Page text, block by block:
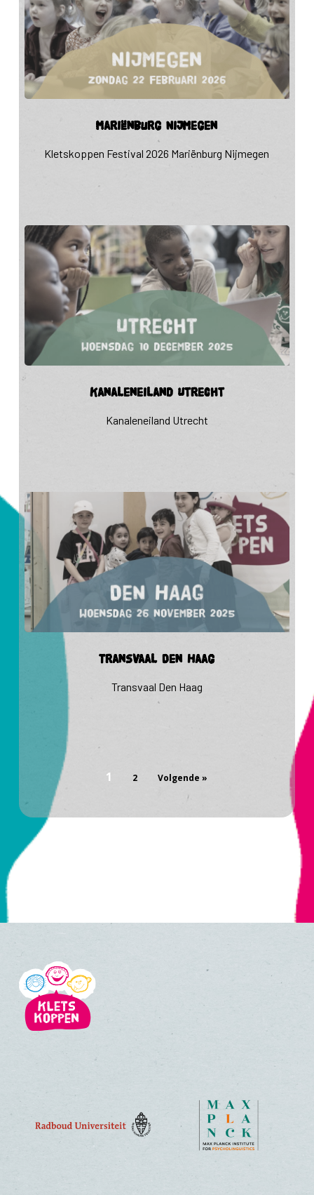
Nijmegen
Mariënburg Nijmegen
Kletskoppen Festival 2026 Mariënburg Nijmegen
Utrecht
Kanaleneiland Utrecht
Kanaleneiland Utrecht
Den
Haag
Transvaal Den Haag
Transvaal Den Haag
1 2 Volgende »